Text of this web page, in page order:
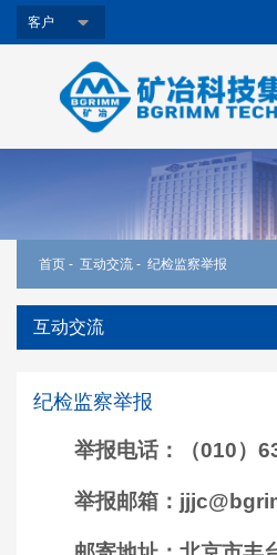
客户
首页 - 互动交流 - 纪检监察举报
互动交流
纪检监察举报
举报电话：（010）
举报邮箱：